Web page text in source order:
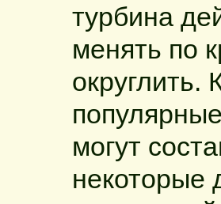
турбина
менять по
округлить.
могут
некоторые